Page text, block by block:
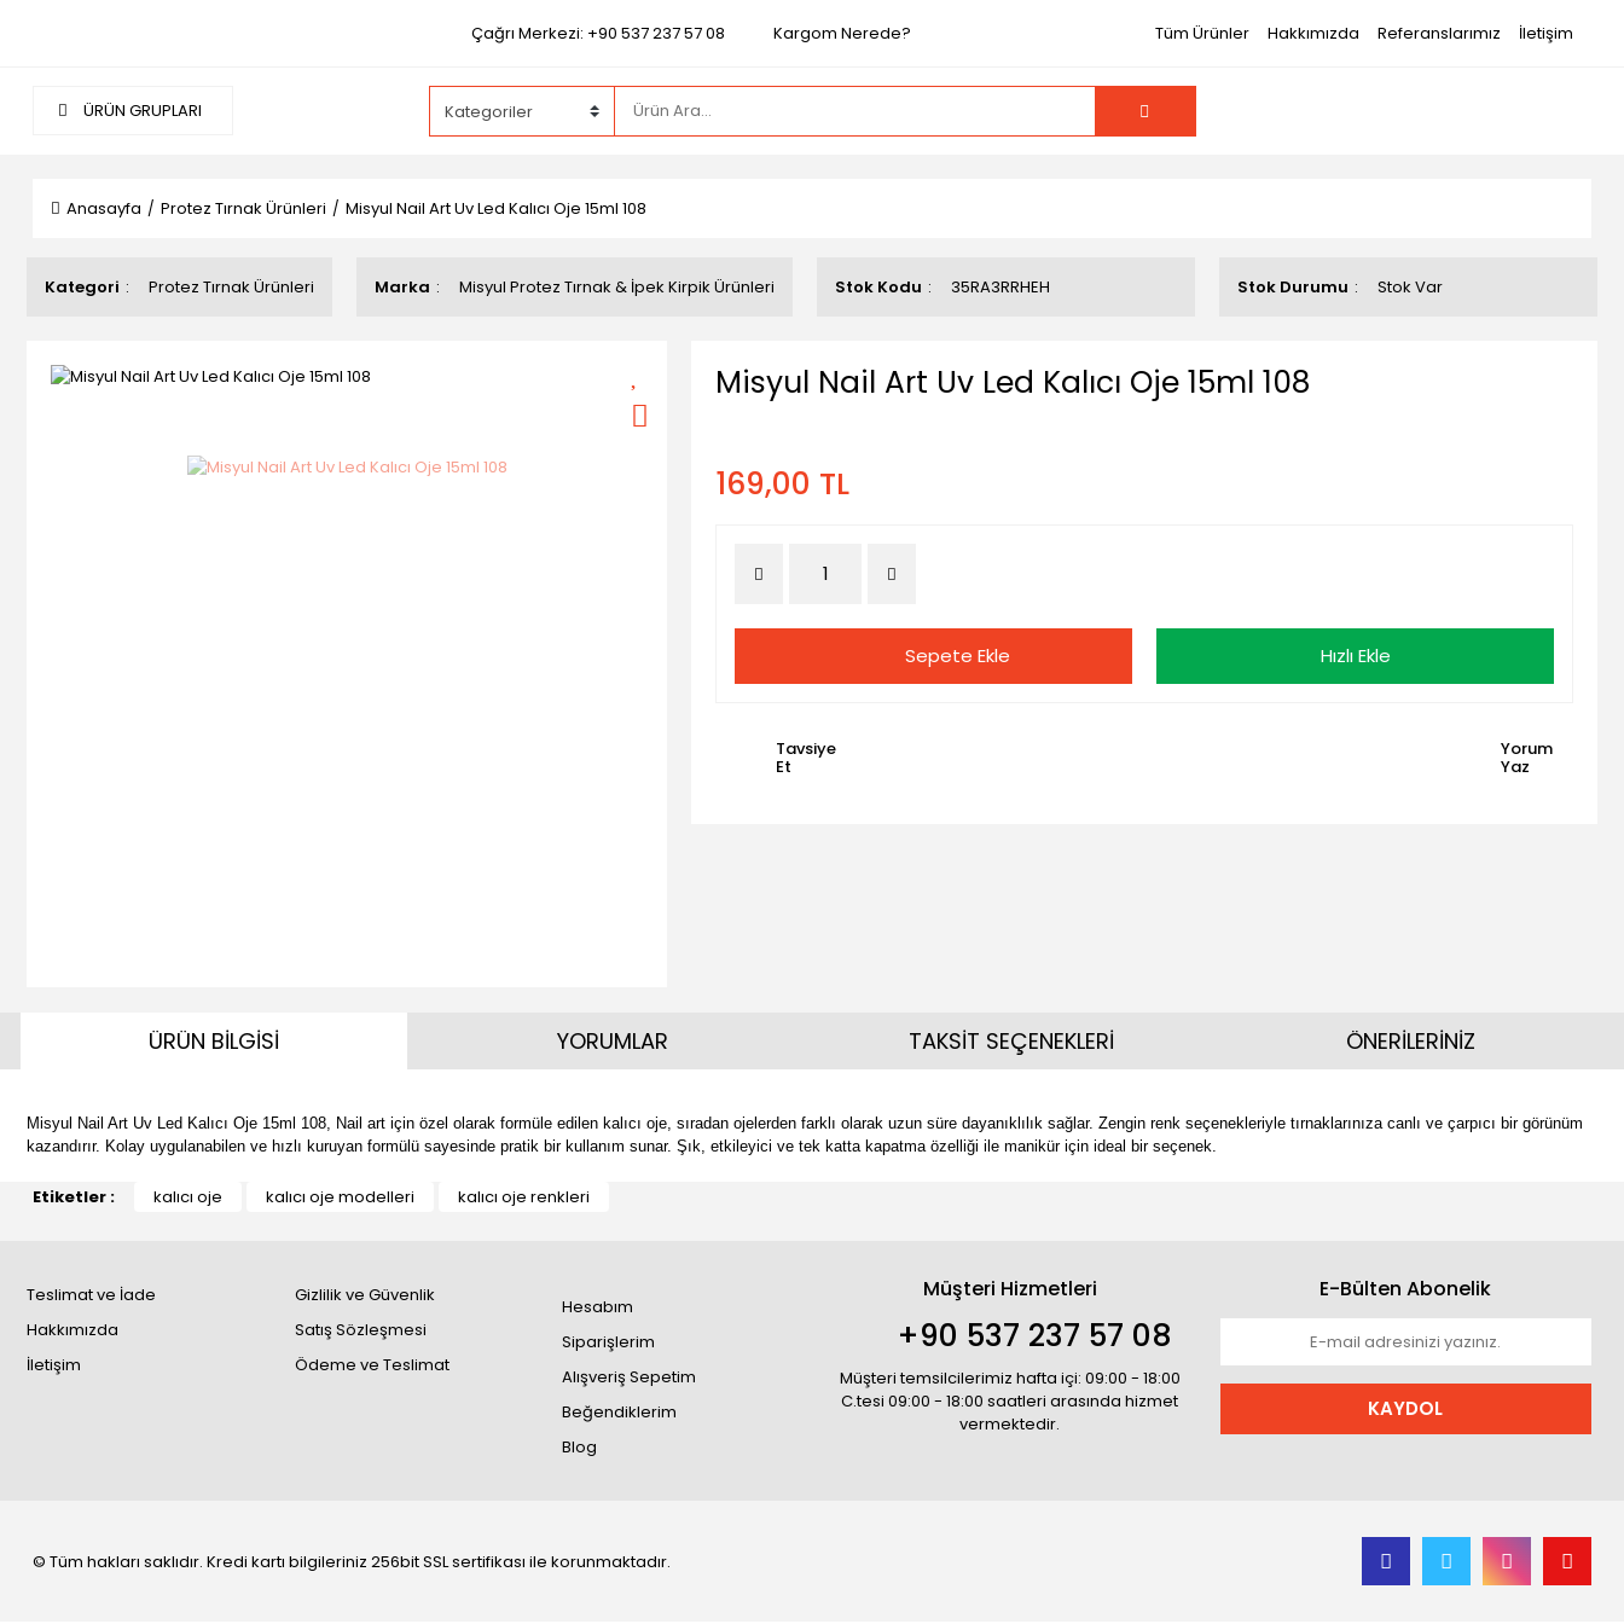
Çağrı Merkezi: +90 537 237 57 08 Kargom Nerede? Tüm Ürünler Hakkımızda Referanslarımız İletişim
ÜRÜN GRUPLARI
Anasayfa Protez Tırnak Ürünleri Misyul Nail Art Uv Led Kalıcı Oje 15ml 108
Kategori Protez Tırnak Ürünleri Marka Misyul Protez Tırnak & İpek Kirpik Ürünleri Stok Kodu 35RA3RRHEH Stok Durumu Stok Var
Misyul Nail Art Uv Led Kalıcı Oje 15ml 108
169,00 TL
Sepete Ekle Hızlı Ekle
Tavsiye
Et
Yorum
Yaz
ÜRÜN BİLGİSİ
Misyul Nail Art Uv Led Kalıcı Oje 15ml 108, Nail art için özel olarak formüle edilen kalıcı oje, sıradan ojelerden farklı olarak uzun süre dayanıklılık sağlar. Zengin renk seçenekleriyle tırnaklarınıza canlı ve çarpıcı bir görünüm
kazandırır. Kolay uygulanabilen ve hızlı kuruyan formülü sayesinde pratik bir kullanım sunar. Şık, etkileyici ve tek katta kapatma özelliği ile manikür için ideal bir seçenek.
YORUMLAR TAKSİT SEÇENEKLERİ ÖNERİLERİNİZ
Etiketler : kalıcı oje kalıcı oje modelleri kalıcı oje renkleri
Teslimat ve İade
Hakkımızda
İletişim
Gizlilik ve Güvenlik
Satış Sözleşmesi
Ödeme ve Teslimat
Hesabım
Siparişlerim
Alışveriş Sepetim
Beğendiklerim
Blog
Müşteri Hizmetleri
+90 537 237 57 08
Müşteri temsilcilerimiz hafta içi: 09:00 - 18:00
C.tesi 09:00 - 18:00 saatleri arasında hizmet
vermektedir.
E-Bülten Abonelik
KAYDOL
© Tüm hakları saklıdır. Kredi kartı bilgileriniz 256bit SSL sertifikası ile korunmaktadır.